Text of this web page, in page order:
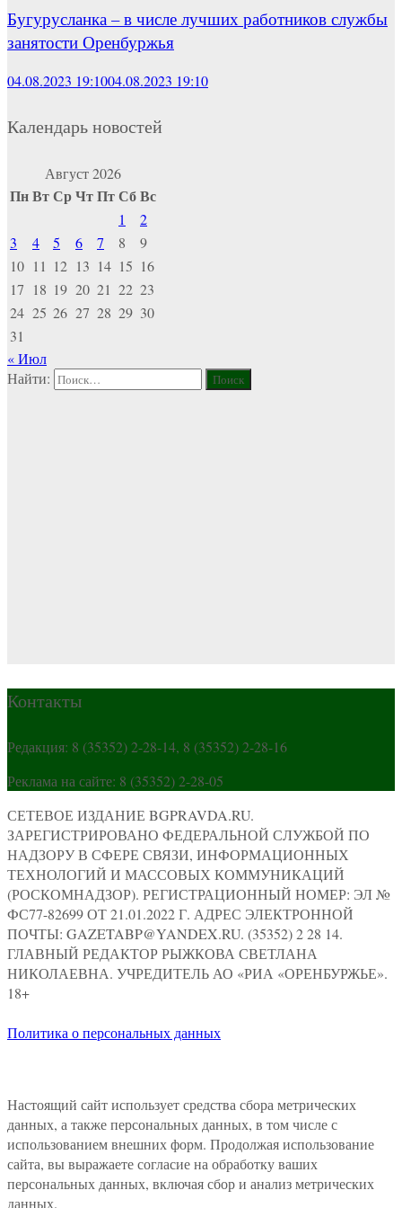
Бугурусланка – в числе лучших работников службы
занятости Оренбуржья
04.08.2023 19:1004.08.2023 19:10
Календарь новостей
Август 2026
ПнВтСрЧтПтСбВс
1
2
3
4 5 6 7 8
9
10 11 12 13 14 15 16
17 18 19 20 21 22 23
24 25 26 27 28 29 30
31
« Июл
Найти:
Контакты
Редакция: 8 (35352) 2-28-14, 8 (35352) 2-28-16
Реклама на сайте: 8 (35352) 2-28-05
СЕТЕВОЕ ИЗДАНИЕ BGPRAVDA.RU.
ЗАРЕГИСТРИРОВАНО ФЕДЕРАЛЬНОЙ СЛУЖБОЙ ПО
НАДЗОРУ В СФЕРЕ СВЯЗИ, ИНФОРМАЦИОННЫХ
ТЕХНОЛОГИЙ И МАССОВЫХ КОММУНИКАЦИЙ
(РОСКОМНАДЗОР). РЕГИСТРАЦИОННЫЙ НОМЕР: ЭЛ №
ФС77-82699 ОТ 21.01.2022 Г. АДРЕС ЭЛЕКТРОННОЙ
ПОЧТЫ: GAZETABP@YANDEX.RU. (35352) 2 28 14.
ГЛАВНЫЙ РЕДАКТОР РЫЖКОВА СВЕТЛАНА
НИКОЛАЕВНА. УЧРЕДИТЕЛЬ АО «РИА «ОРЕНБУРЖЬЕ».
18+
Политика о персональных данных
Настоящий сайт использует средства сбора метрических
данных, а также персональных данных, в том числе с
использованием внешних форм. Продолжая использование
сайта, вы выражаете согласие на обработку ваших
персональных данных, включая сбор и анализ метрических
данных.